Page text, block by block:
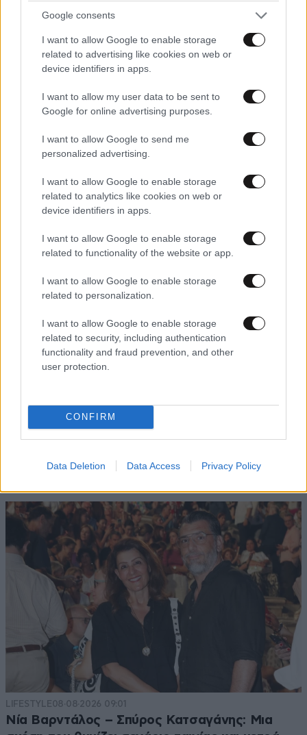
Google consents
I want to allow Google to enable storage
related to advertising like cookies on web or
device identifiers in apps.
I want to allow my user data to be sent to
Google for online advertising purposes.
I want to allow Google to send me
personalized advertising.
I want to allow Google to enable storage
related to analytics like cookies on web or
device identifiers in apps.
I want to allow Google to enable storage
related to functionality of the website or app.
I want to allow Google to enable storage
related to personalization.
I want to allow Google to enable storage
related to security, including authentication
functionality and fraud prevention, and other
user protection.
CONFIRM
Data Deletion Data Access Privacy Policy
LIFESTYLE08·08·2026 09:01
Νία Βαρντάλος – Σπύρος Κατσαγάνης: Μια